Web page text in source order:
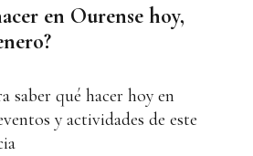
en Ourense hoy,
saber qué hacer hoy en
y actividades de este